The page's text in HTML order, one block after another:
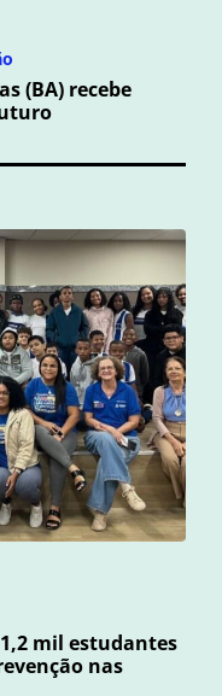
(BA) recebe
mil estudantes
nas